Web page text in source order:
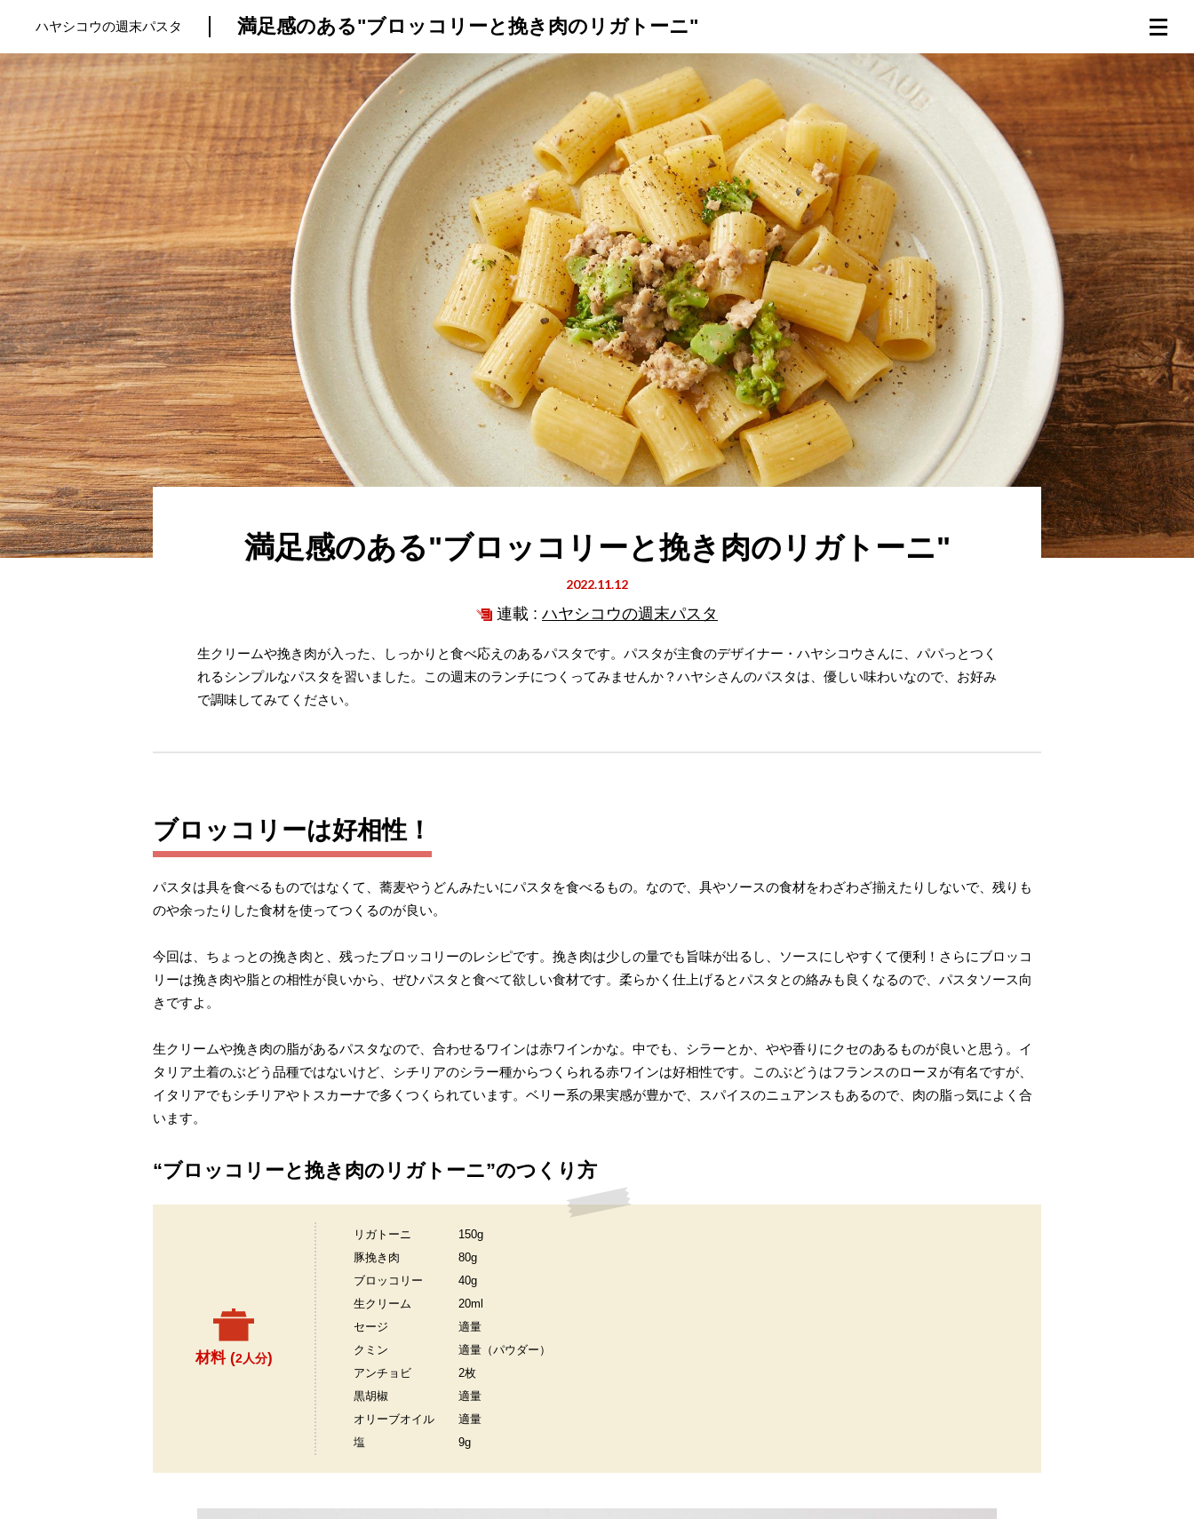
トップ プロが教えるレシピ 厳選！店探し
ハヤシコウの週末パスタ 満足感のある"ブロッコリーと挽き肉のリガトーニ"
満足感のある"ブロッコリーと挽き肉のリガトーニ"
2022.11.12
連載 : ハヤシコウの週末パスタ
生クリームや挽き肉が入った、しっかりと食べ応えのあるパスタです。パスタが主食のデザイナー・ハヤシコウさんに、パパっとつく
れるシンプルなパスタを習いました。この週末のランチにつくってみませんか？ハヤシさんのパスタは、優しい味わいなので、お好み
で調味してみてください。
ブロッコリーは好相性！
パスタは具を食べるものではなくて、蕎麦やうどんみたいにパスタを食べるもの。なので、具やソースの食材をわざわざ揃えたりしないで、残りも
のや余ったりした食材を使ってつくるのが良い。
今回は、ちょっとの挽き肉と、残ったブロッコリーのレシピです。挽き肉は少しの量でも旨味が出るし、ソースにしやすくて便利！さらにブロッコ
リーは挽き肉や脂との相性が良いから、ぜひパスタと食べて欲しい食材です。柔らかく仕上げるとパスタとの絡みも良くなるので、パスタソース向
きですよ。
生クリームや挽き肉の脂があるパスタなので、合わせるワインは赤ワインかな。中でも、シラーとか、やや香りにクセのあるものが良いと思う。イ
タリア土着のぶどう品種ではないけど、シチリアのシラー種からつくられる赤ワインは好相性です。このぶどうはフランスのローヌが有名ですが、
イタリアでもシチリアやトスカーナで多くつくられています。ベリー系の果実感が豊かで、スパイスのニュアンスもあるので、肉の脂っ気によく合
います。
“ブロッコリーと挽き肉のリガトーニ”のつくり方
材料 (2人分)
リガトーニ
150g
豚挽き肉
80g
ブロッコリー
40g
生クリーム
20ml
セージ
適量
クミン
適量（パウダー）
アンチョビ
2枚
黒胡椒
適量
オリーブオイル
適量
塩
9g